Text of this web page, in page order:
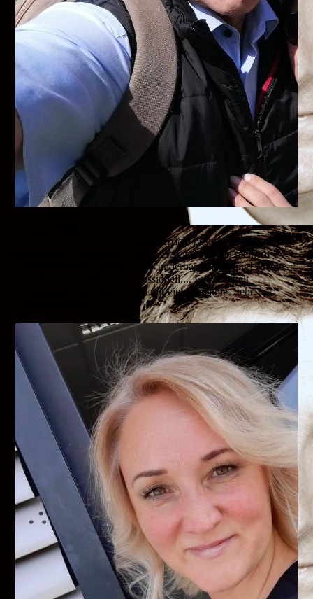
Wow, daß ich einmal Gesangsunterricht besuchen würde und
diesen dann auch noch als große Bereicherung in meinem
Leben empfinde... das ist eine wunderbare Erfahrung! Marcus
ist nicht nur musikalisch professionell.... Er vermittelt
einfühlsam, begeisternd....und mit viel Empathie. Sehr